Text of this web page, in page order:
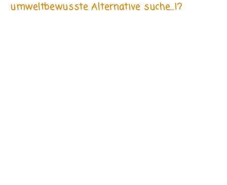
umweltbewusste Alternative suche…!?